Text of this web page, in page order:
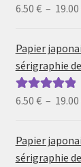
Note5.00sur
6.50 € – 19.00
Papier
sérigraphie
Note5.00sur
6.50 € – 19.00
Papier
sérigraphie